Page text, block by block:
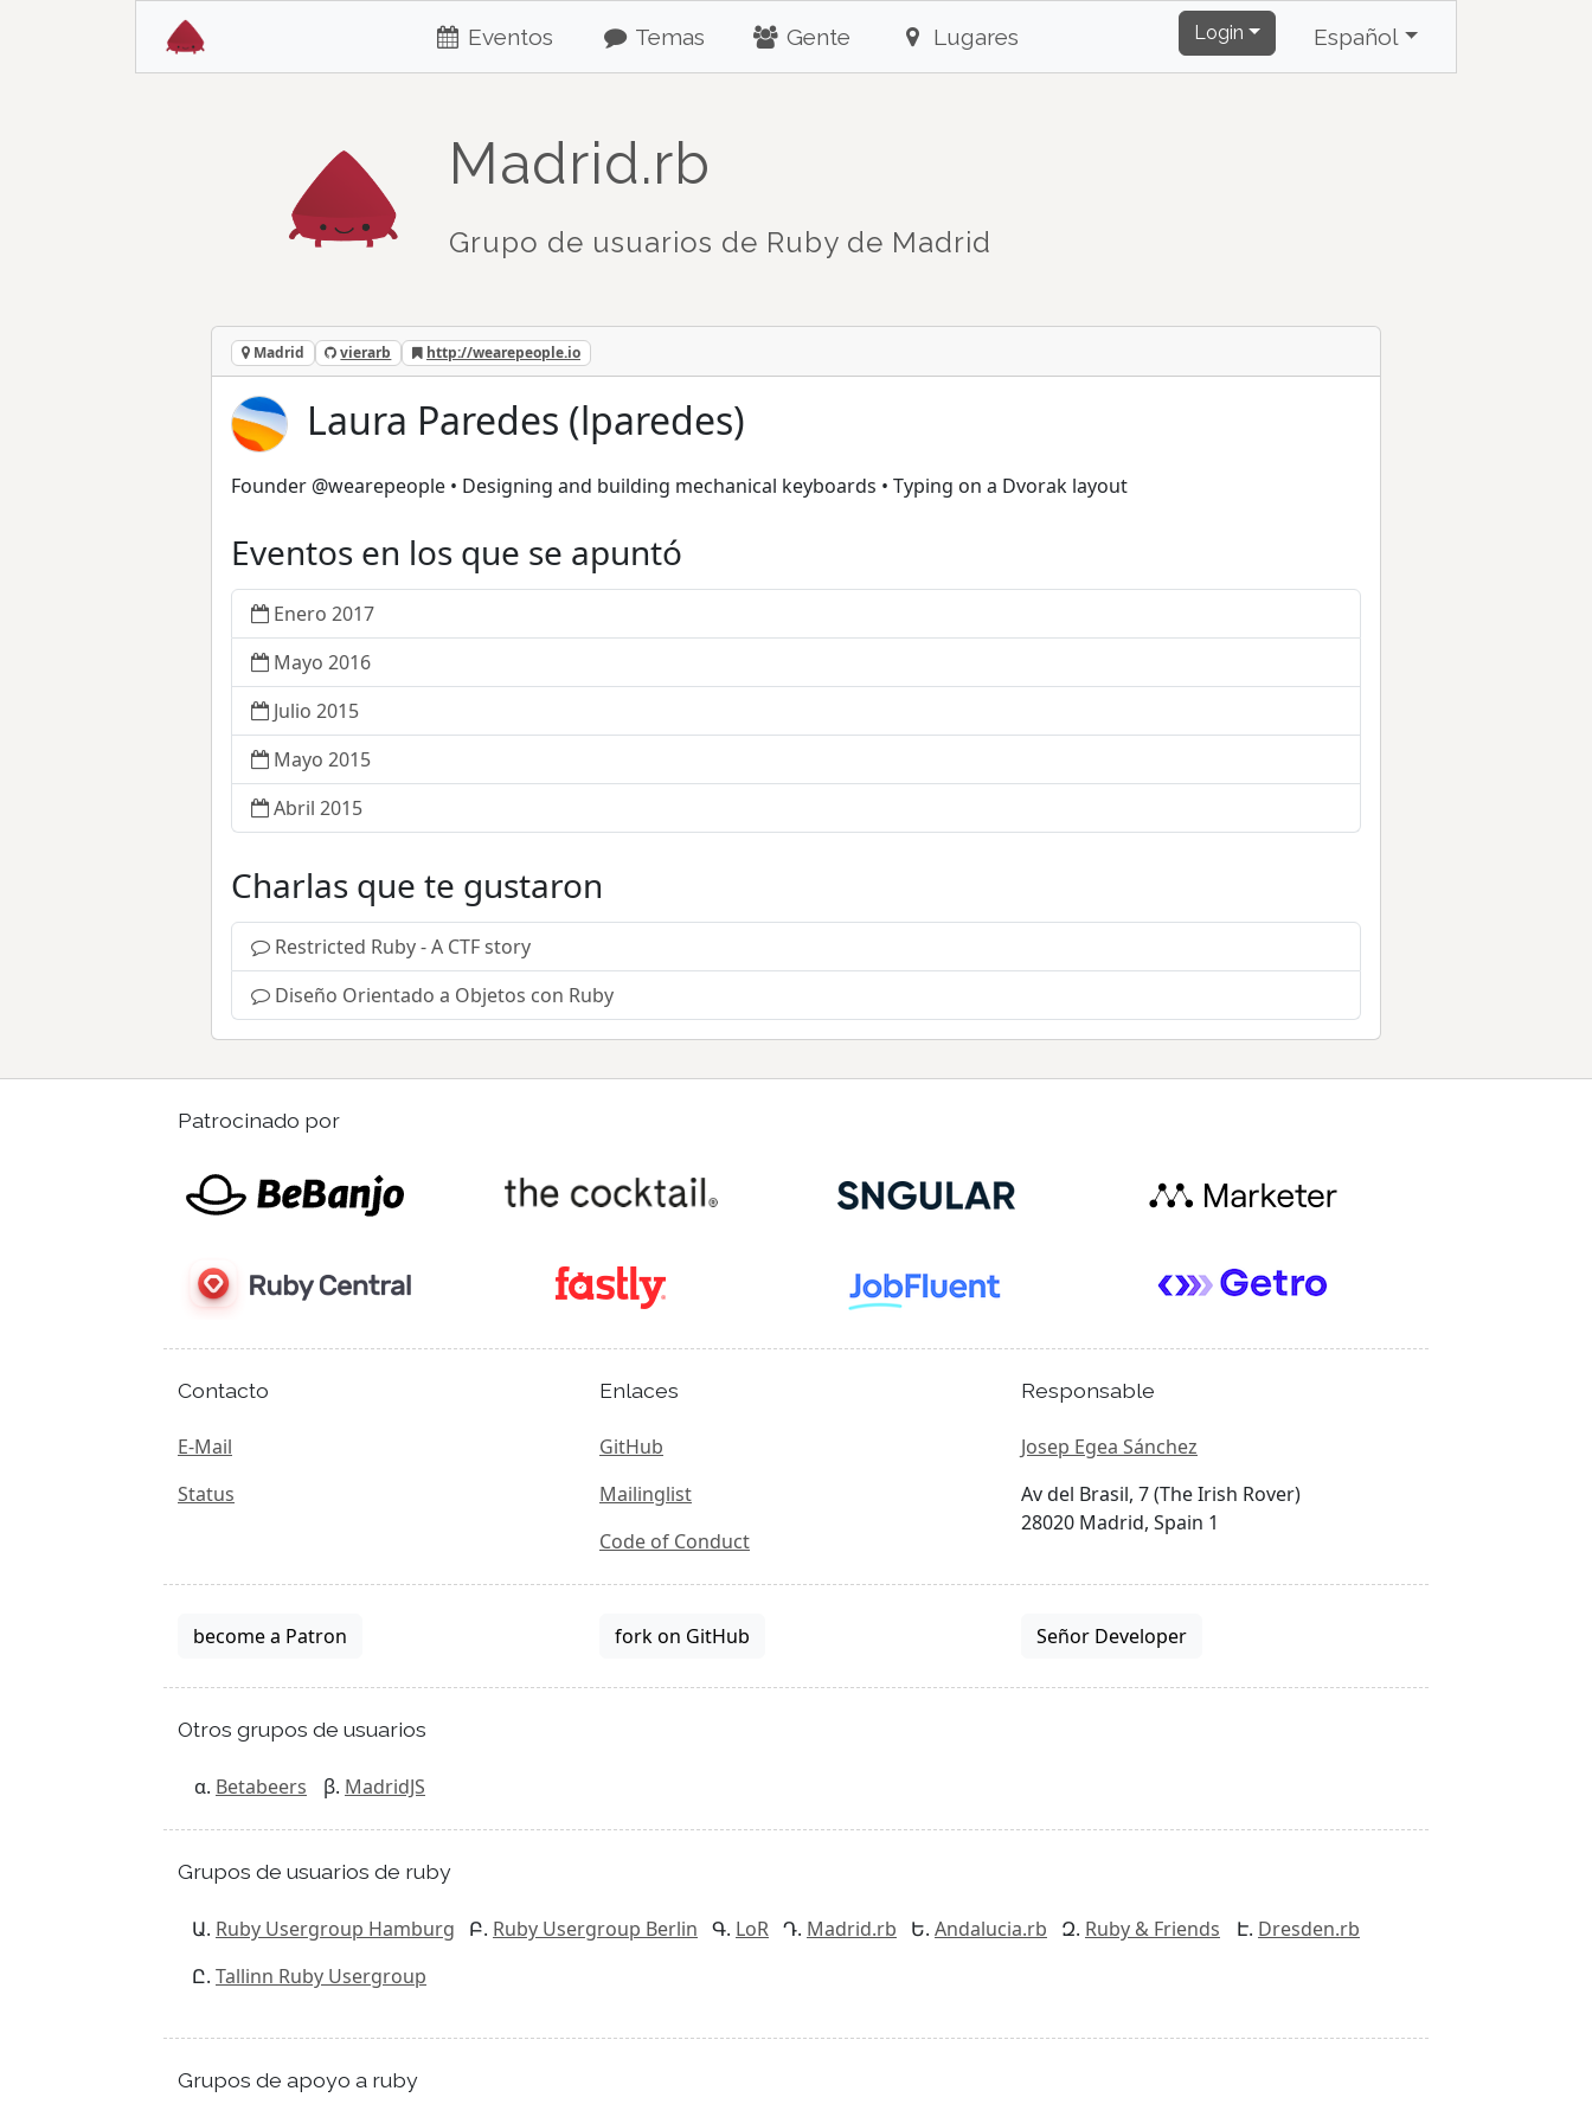
Eventos Temas Gente Lugares Login Español
Madrid.rb
Grupo de usuarios de Ruby de Madrid
Madrid vierarb http://wearepeople.io
Laura Paredes (lparedes)
Founder @wearepeople • Designing and building mechanical keyboards • Typing on a Dvorak layout
Eventos en los que se apuntó
Enero 2017
Mayo 2016
Julio 2015
Mayo 2015
Abril 2015
Charlas que te gustaron
Restricted Ruby - A CTF story
Diseño Orientado a Objetos con Ruby
Patrocinado por
Contacto
E-Mail
Status
Enlaces
GitHub
Mailinglist
Code of Conduct
Responsable
Josep Egea Sánchez
Av del Brasil, 7 (The Irish Rover)
28020 Madrid, Spain 1
become a Patron fork on GitHub Señor Developer
Otros grupos de usuarios
Betabeers MadridJS
Grupos de usuarios de ruby
Ruby Usergroup Hamburg Ruby Usergroup Berlin LoR Madrid.rb Andalucia.rb Ruby & Friends
Dresden.rb
Tallinn Ruby Usergroup
Grupos de apoyo a ruby